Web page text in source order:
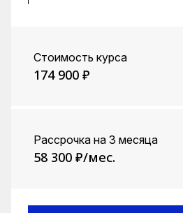
Стоимость курса
174 900 ₽
Рассрочка на 3 месяца
58 300 ₽/мес.